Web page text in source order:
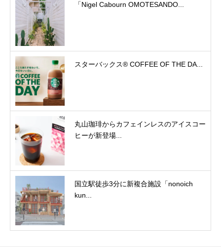
「Nigel Cabourn OMOTESANDO...
スターバックス® COFFEE OF THE DA...
丸山珈琲からカフェインレスのアイスコー
ヒーが新登場...
国立駅徒歩3分に新複合施設「nonoich
kun...